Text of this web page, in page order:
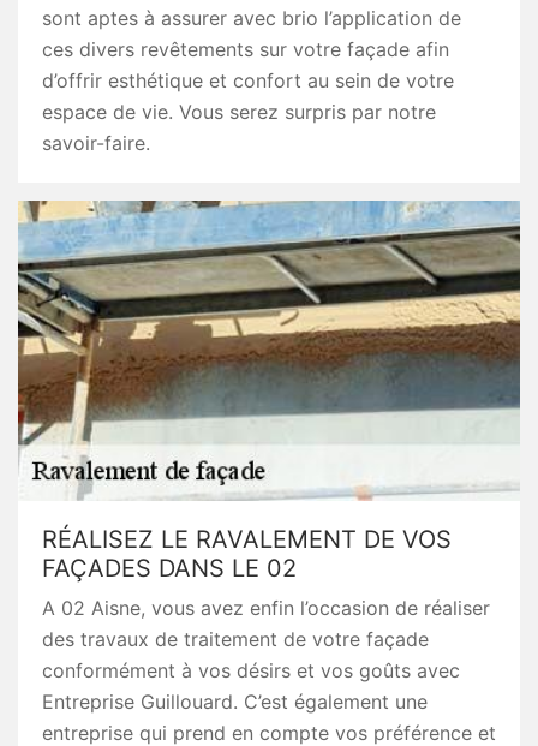
sont aptes à assurer avec brio l’application de
ces divers revêtements sur votre façade afin
d’offrir esthétique et confort au sein de votre
espace de vie. Vous serez surpris par notre
savoir-faire.
RÉALISEZ LE RAVALEMENT DE VOS
FAÇADES DANS LE 02
A 02 Aisne, vous avez enfin l’occasion de réaliser
des travaux de traitement de votre façade
conformément à vos désirs et vos goûts avec
Entreprise Guillouard. C’est également une
entreprise qui prend en compte vos préférence et